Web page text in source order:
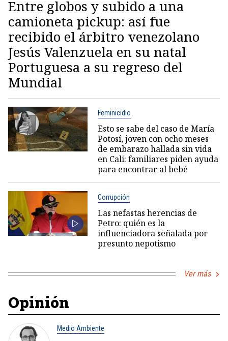
Entre globos y subido a una
camioneta pickup: así fue
recibido el árbitro venezolano
Jesús Valenzuela en su natal
Portuguesa a su regreso del
Mundial
Feminicidio
Esto se sabe del caso de María
Potosí, joven con ocho meses
de embarazo hallada sin vida
en Cali: familiares piden ayuda
para encontrar al bebé
Corrupción
Las nefastas herencias de
Petro: quién es la
influenciadora señalada por
presunto nepotismo
Ver más
Opinión
Medio Ambiente